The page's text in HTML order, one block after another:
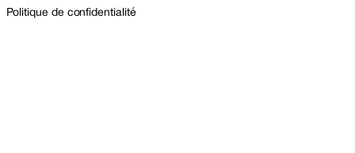
Politique de confidentialité